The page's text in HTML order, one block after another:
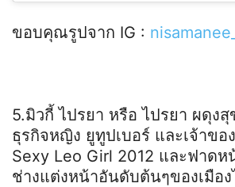
ขอบคุณรูปจาก IG :
5.มิวกี้ ไปรยา หรือ ไปรยา ผดุง
ธุรกิจหญิง ยูทูปเบอร์ และเจ้าขอ
Sexy Leo Girl 2012 และฟาด
ช่างแต่งหน้าอันดับต้นๆของเมือ